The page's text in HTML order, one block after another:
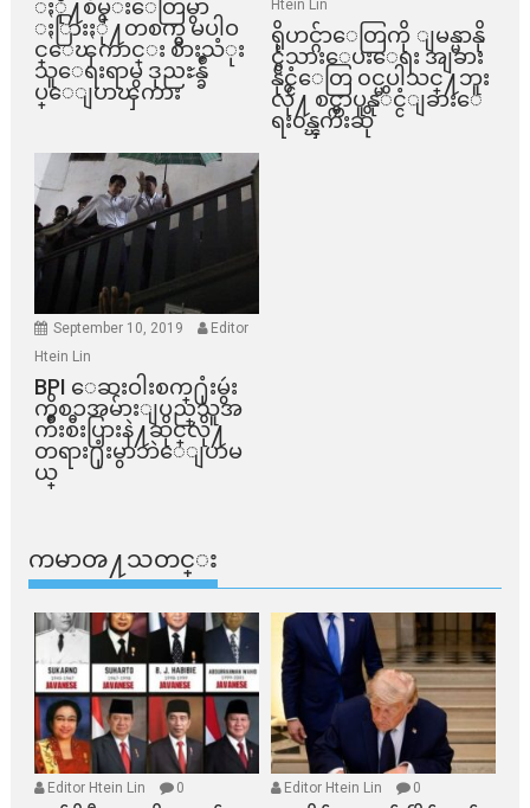
ႏို႔စိမ္းေတြမွာ
ႏြားႏို႔တစက္မွ မပါဝ
င္ေၾကာင္း စားသံုး
သူေရးရာမွ ဒုညႊန္ခ်ဳ
ပ္ေျပာၾကား
Htein Lin
ရိုဟင္ဂ်ာေတြကို ျမန္မာနို
င္ငံသားေပးေရး အျခား
နိုင္ငံေတြ ၀င္မပါသင္႔ဘူး
လို႔ စင္ကာပူနုိင္ငံျခားေ
ရး၀န္ၾကီးဆို
September 10, 2019
Editor
Htein Lin
BPI ​ေဆးဝါးစက္​႐ုံးမွဴး
ကိစၥအမ်ားျပည္​သူအ
က်ိဳးစီးပြားနဲ႔ဆိုင္​လို႔
တရား႐ုံးမွာဘဲေျပာမ
ယ္​
ကမာၻ႔သတင္း
Editor Htein Lin 0 Editor Htein Lin 0